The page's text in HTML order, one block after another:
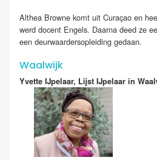
Althea Browne komt uit Curaçao en
werd docent Engels. Daarna deed ze
een deurwaardersopleiding gedaan.
Waalwijk
Yvette IJpelaar, Lijst IJpelaar in